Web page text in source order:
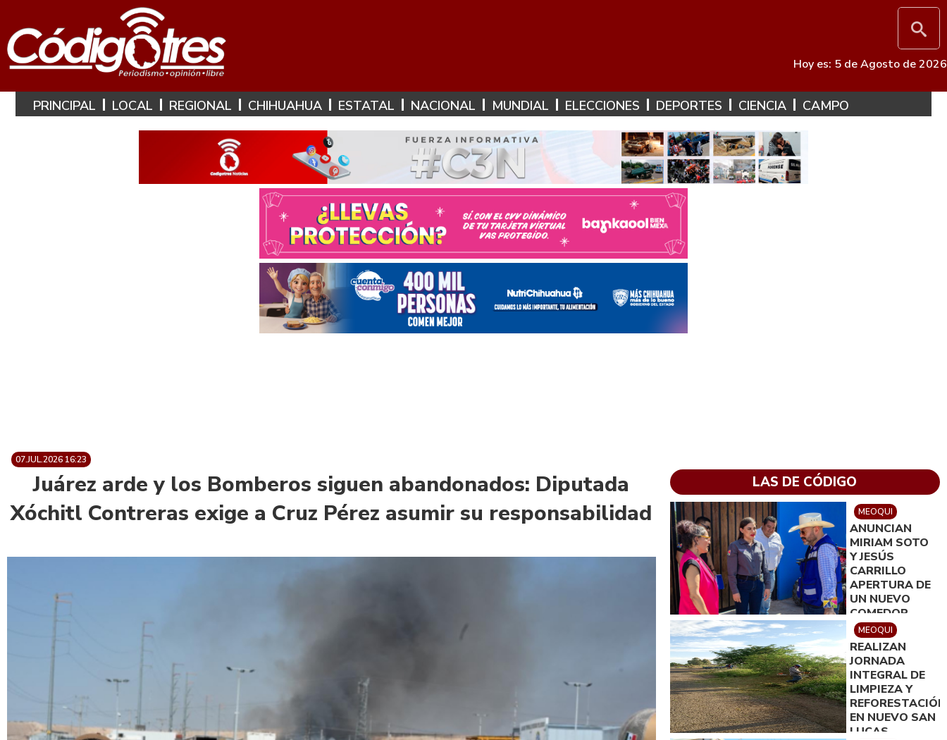
Hoy es: 5 de Agosto de 2026
PRINCIPAL LOCAL REGIONAL CHIHUAHUA ESTATAL NACIONAL MUNDIAL ELECCIONES DEPORTES CIENCIA CAMPO
07.JUL.2026 16:23
Juárez arde y los Bomberos siguen abandonados: Diputada
Xóchitl Contreras exige a Cruz Pérez asumir su responsabilidad
LAS DE CÓDIGO
MEOQUI
ANUNCIAN
MIRIAM SOTO
Y JESÚS
CARRILLO
APERTURA DE
UN NUEVO
COMEDOR
COMUNITARIO
PARA MEOQUI
MEOQUI
REALIZAN
JORNADA
INTEGRAL DE
LIMPIEZA Y
REFORESTACIÓN
EN NUEVO SAN
LUCAS